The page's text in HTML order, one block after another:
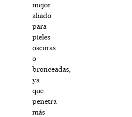
mejor
aliado
para
pieles
oscuras
o
bronceadas,
ya
que
penetra
más